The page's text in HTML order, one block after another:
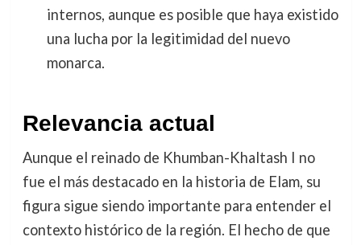
internos, aunque es posible que haya existido
una lucha por la legitimidad del nuevo
monarca.
Relevancia actual
Aunque el reinado de Khumban-Khaltash I no
fue el más destacado en la historia de Elam, su
figura sigue siendo importante para entender el
contexto histórico de la región. El hecho de que